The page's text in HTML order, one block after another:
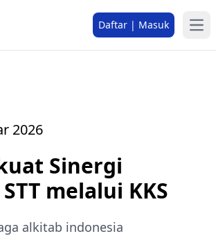
Daftar | Masuk
2026
Sinergi
melalui KKS
alkitab indonesia